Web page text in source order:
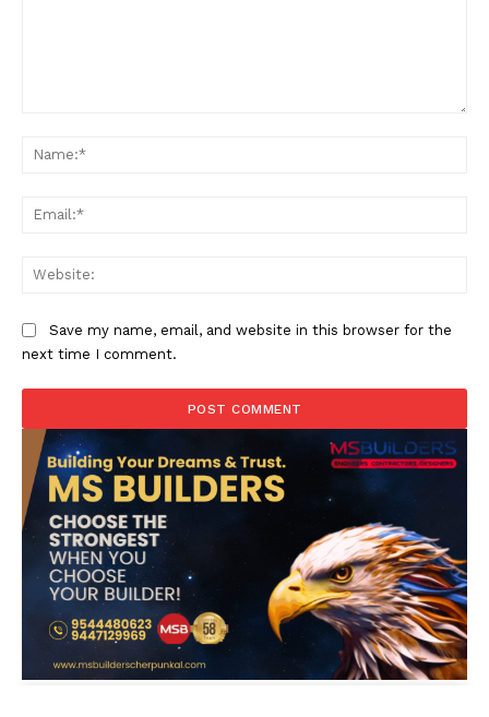
Save my name, email, and website in this browser for the
next time I comment.